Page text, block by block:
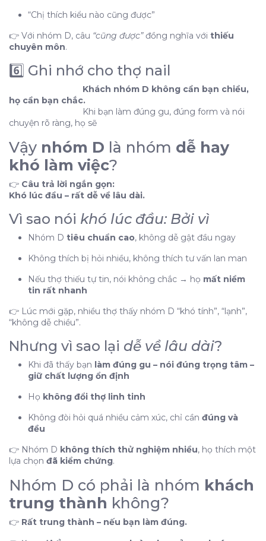
“Chị thích kiểu nào cũng được”
👉 Với nhóm D, câu “cũng được”đồng nghĩa với thiếu
chuyên môn.
6️⃣ Ghi nhớ cho thợ nail
Khách nhóm D không cần bạn chiều,
họ cần bạn chắc.
Khi bạn làm đúng gu, đúng form và nói
chuyện rõ ràng, họ sẽ
Vậy nhóm D là nhóm dễ hay
khó làm việc?
👉 Câu trả lời ngắn gọn:
Khó lúc đầu – rất dễ về lâu dài.
Vì sao nói khó lúc đầu: Bởi vì
Nhóm D tiêu chuẩn cao, không dễ gật đầu ngay
Không thích bị hỏi nhiều, không thích tư vấn lan man
Nếu thợ thiếu tự tin, nói không chắc → họ mất niềm
tin rất nhanh
👉 Lúc mới gặp, nhiều thợ thấy nhóm D “khó tính”, “lạnh”,
“không dễ chiều”.
Nhưng vì sao lại dễ về lâu dài?
Khi đã thấy bạn làm đúng gu – nói đúng trọng tâm –
giữ chất lượng ổn định
Họ không đổi thợ linh tinh
Không đòi hỏi quá nhiều cảm xúc, chỉ cần đúng và
đều
👉 Nhóm D không thích thử nghiệm nhiều, họ thích một
lựa chọn đã kiểm chứng.
Nhóm D có phải là nhóm khách
trung thành không?
👉 Rất trung thành – nếu bạn làm đúng.